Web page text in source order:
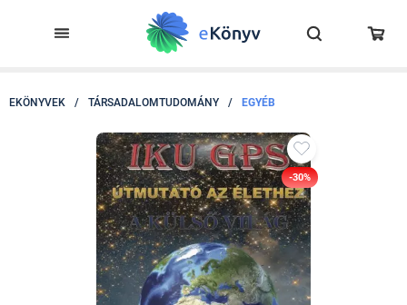
EKÖNYVEK / TÁRSADALOMTUDOMÁNY / EGYÉB
-30%